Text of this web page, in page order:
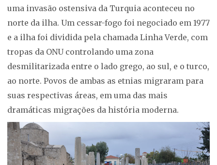
uma invasão ostensiva da Turquia aconteceu no
norte da ilha. Um cessar-fogo foi negociado em 1977
e a ilha foi dividida pela chamada Linha Verde, com
tropas da ONU controlando uma zona
desmilitarizada entre o lado grego, ao sul, e o turco,
ao norte. Povos de ambas as etnias migraram para
suas respectivas áreas, em uma das mais
dramáticas migrações da história moderna.